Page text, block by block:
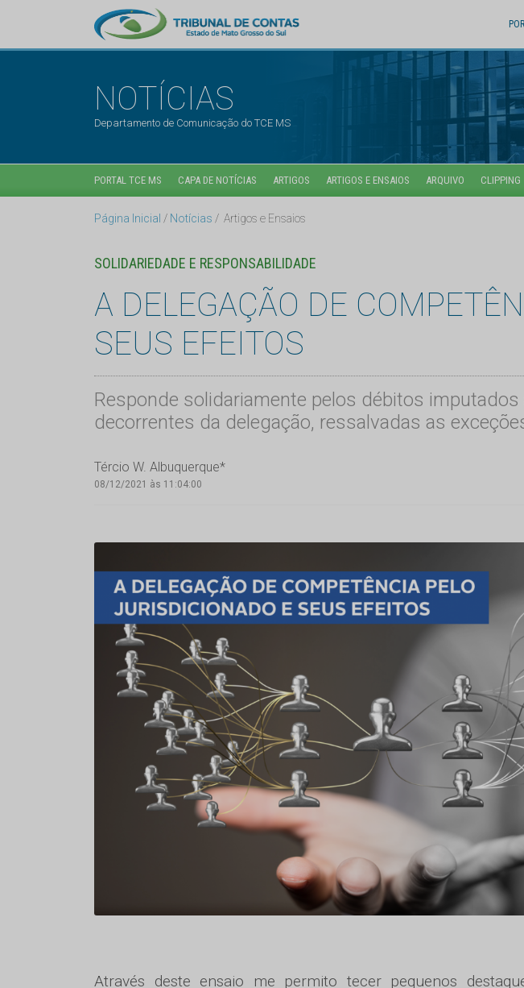
NOTÍCIAS
Departamento de Comunicação do TCE MS
PORTAL TCE MS CAPA DE NOTÍCIAS ARTIGOS ARTIGOS E ENSAIOS ARQUIVO CLIPPING
Página Inicial Notícias Artigos e Ensaios
SOLIDARIEDADE E RESPONSABILIDADE
A DELEGAÇÃO DE
SEUS EFEITOS
Responde solidariamente pelos débitos
decorrentes da delegação, ressalvadas as
Tércio W. Albuquerque*
08/12/2021 às 11:04:00
Através deste ensaio me permito tecer pequenos